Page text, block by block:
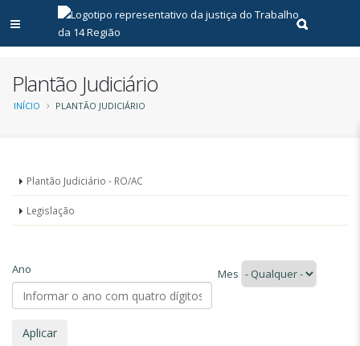
Abrir menu principal
Realizar
Plantão Judiciário
Trilha
navegação
INÍCIO PLANTÃO JUDICIÁRIO
Menu
Judicial
Plantão Judiciário - RO/AC
Legislação
Ano Mes